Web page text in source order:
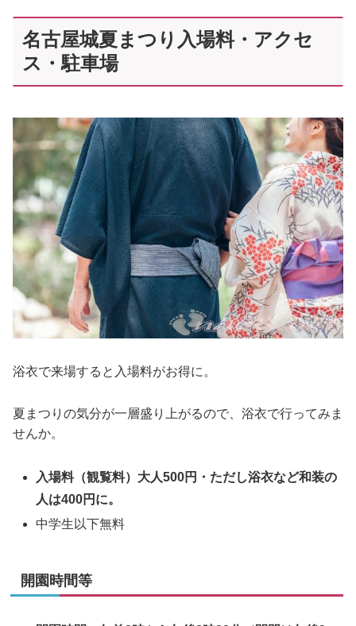
名古屋城夏まつり入場料・アクセ
ス・駐車場
浴衣で来場すると入場料がお得に。
夏まつりの気分が一層盛り上がるので、浴衣で行ってみま
せんか。
入場料（観覧料）大人500円・ただし浴衣など和装の
人は400円に。
中学生以下無料
開園時間等